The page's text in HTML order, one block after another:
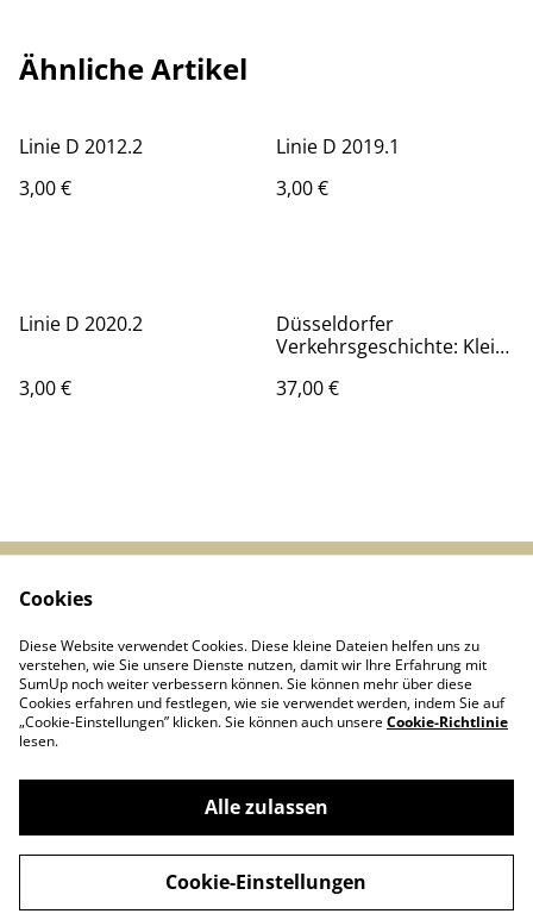
Ähnliche Artikel
Linie D 2012.2
3,00 €
Linie D 2019.1
3,00 €
Linie D 2020.2
3,00 €
Düsseldorfer
Verkehrsgeschichte: Klein-
Straßenbahnfahrzeuge
37,00 €
Cookie-Richtlinie
©2026
Linie D - Arbeitsgemeinschaft historischer
Nahverkehr Düsseldorf e.V.
powered by
Cookies
Diese Website verwendet Cookies. Diese kleine Dateien helfen uns zu
verstehen, wie Sie unsere Dienste nutzen, damit wir Ihre Erfahrung mit
SumUp noch weiter verbessern können. Sie können mehr über diese
Cookies erfahren und festlegen, wie sie verwendet werden, indem Sie auf
„Cookie-Einstellungen” klicken. Sie können auch unsereCookie-Richtlinie
lesen.
Alle zulassen
Cookie-Einstellungen